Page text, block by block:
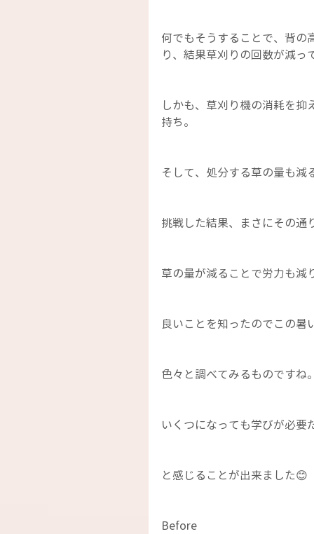
何でもそうすることで、背の
り、結果草刈りの回数が減っ
しかも、草刈り機の消耗を
持ち。
そして、処分する草の量も減
挑戦した結果、まさにその通
草の量が減ることで労力も減
良いことを知ったのでこの暑
色々と調べてみるものですね
いくつになっても学びが必要
と感じることが出来ました😊
Before